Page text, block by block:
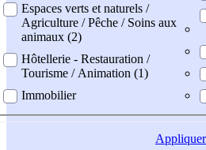
Espaces verts et naturels /
Agriculture / Pêche / Soins aux
animaux (2)
Hôtellerie - Restauration /
Tourisme / Animation (1)
Immobilier
Appliquer